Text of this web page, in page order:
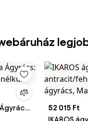
52 015 Ft
IKAROS